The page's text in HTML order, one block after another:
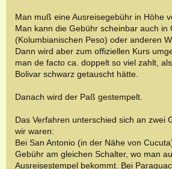
Man muß eine Ausreisegebühr in Höhe
Man kann die Gebühr scheinbar auch in
(Kolumbianischen Peso) oder anderen
Dann wird aber zum offiziellen Kurs
man de facto ca. doppelt so viel zahlt,
Bolivar schwarz getauscht hätte.
Danach wird der Paß gestempelt.
Das Verfahren unterschied sich an zwei
wir waren:
Bei San Antonio (in der Nähe von
Gebühr am gleichen Schalter, wo man
Ausreisestempel bekommt. Bei